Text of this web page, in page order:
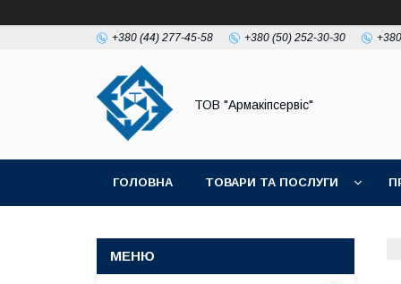
+380 (44) 277-45-58 +380 (50) 252-30-30
ТОВ "Армакіпсервіс"
ГОЛОВНА ТОВАРИ ТА ПОСЛУГИ